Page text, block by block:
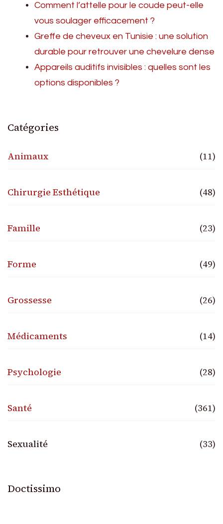
Comment l’attelle pour le coude peut-elle
vous soulager efficacement ?
Greffe de cheveux en Tunisie : une solution
durable pour retrouver une chevelure dense
Appareils auditifs invisibles : quelles sont les
options disponibles ?
Catégories
Animaux (11)
Chirurgie Esthétique (48)
Famille (23)
Forme (49)
Grossesse (26)
Médicaments (14)
Psychologie (28)
Santé (361)
Sexualité (33)
Doctissimo